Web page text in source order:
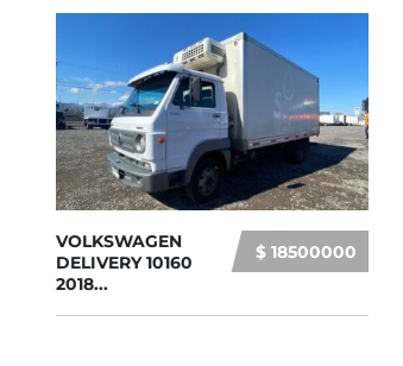
$ 18500000
VOLKSWAGEN
DELIVERY 10160
2018...